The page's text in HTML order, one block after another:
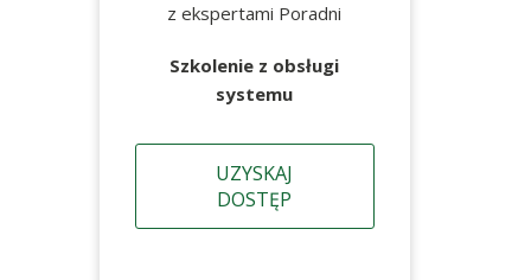
z ekspertami Poradni
Szkolenie z obsługi
systemu
UZYSKAJ
DOSTĘP